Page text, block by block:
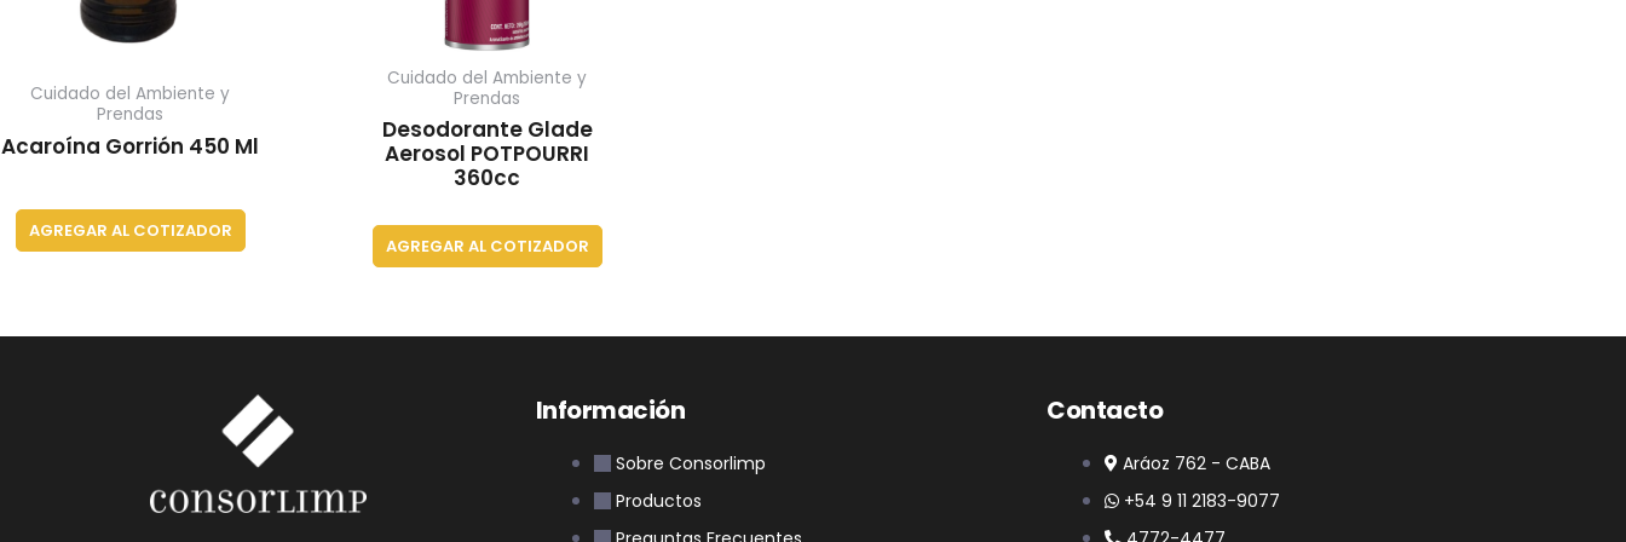
Cuidado del Ambiente y
Prendas
Acaroína Gorrión 450 Ml
AGREGAR AL COTIZADOR
Cuidado del Ambiente y
Prendas
Desodorante Glade
Aerosol POTPOURRI
360cc
AGREGAR AL COTIZADOR
Información
Sobre Consorlimp
Productos
Contacto
Aráoz 762 - CABA
+54 9 11 2183-9077